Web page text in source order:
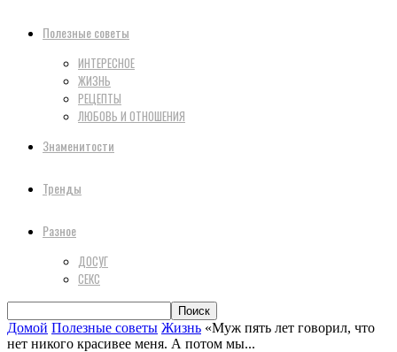
Полезные советы
ИНТЕРЕСНОЕ
ЖИЗНЬ
РЕЦЕПТЫ
ЛЮБОВЬ И ОТНОШЕНИЯ
Знаменитости
Тренды
Разное
ДОСУГ
СЕКС
Домой Полезные советы Жизнь «Муж пять лет говорил, что
нет никого красивее меня. А потом мы...